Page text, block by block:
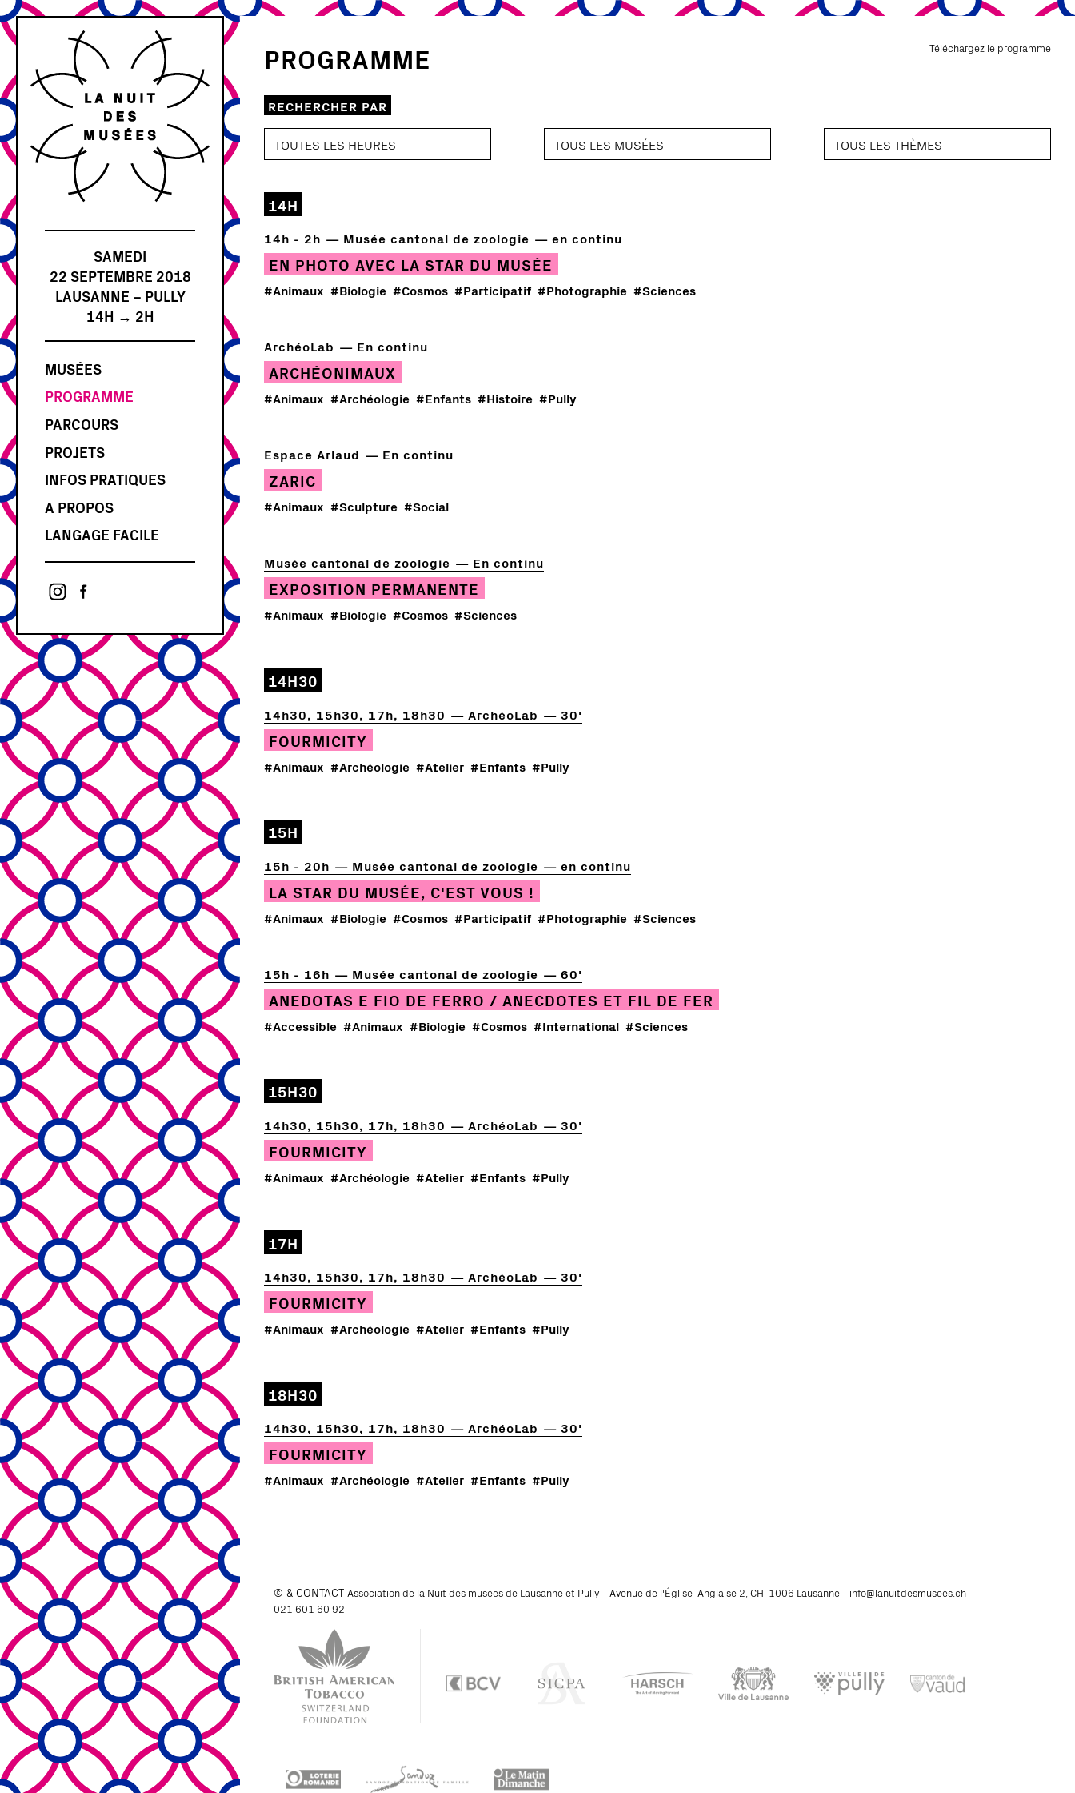
SAMEDI
22 SEPTEMBRE 2018
LAUSANNE – PULLY
14H → 2H
MUSÉES
PROGRAMME
PARCOURS
PROJETS
GUIDES DE LA NUIT
NDM CAFÉ
L'AFTER DES MUSÉES
SCIENCES
INFOS PRATIQUES
BILLET-OBJET
CONCOURS
CARTE
CONTACT
A PROPOS
ACTUALITÉS
PARTENAIRES
PRESSE
GALERIE
ARCHIVES
LANGAGE FACILE
PROGRAMME Téléchargez le programme
RECHERCHER PAR
14H
14h - 2h Musée cantonal de zoologie en continu
EN PHOTO AVEC LA STAR DU MUSÉE
#Animaux #Biologie #Cosmos #Participatif #Photographie #Sciences
ArchéoLab En continu
ARCHÉONIMAUX
#Animaux #Archéologie #Enfants #Histoire #Pully
Espace Arlaud En continu
ZARIC
#Animaux #Sculpture #Social
Musée cantonal de zoologie En continu
EXPOSITION PERMANENTE
#Animaux #Biologie #Cosmos #Sciences
14H30
14h30, 15h30, 17h, 18h30 ArchéoLab 30'
FOURMICITY
#Animaux #Archéologie #Atelier #Enfants #Pully
15H
15h - 20h Musée cantonal de zoologie en continu
LA STAR DU MUSÉE, C'EST VOUS !
#Animaux #Biologie #Cosmos #Participatif #Photographie #Sciences
15h - 16h Musée cantonal de zoologie 60'
ANEDOTAS E FIO DE FERRO / ANECDOTES ET FIL DE FER
#Accessible #Animaux #Biologie #Cosmos #International #Sciences
15H30
14h30, 15h30, 17h, 18h30 ArchéoLab 30'
FOURMICITY
#Animaux #Archéologie #Atelier #Enfants #Pully
17H
14h30, 15h30, 17h, 18h30 ArchéoLab 30'
FOURMICITY
#Animaux #Archéologie #Atelier #Enfants #Pully
18H30
14h30, 15h30, 17h, 18h30 ArchéoLab 30'
FOURMICITY
#Animaux #Archéologie #Atelier #Enfants #Pully
© & CONTACT Association de la Nuit des musées de Lausanne et Pully - Avenue de l'Église-Anglaise 2, CH-1006 Lausanne - info@lanuitdesmusees.ch-
021 601 60 92